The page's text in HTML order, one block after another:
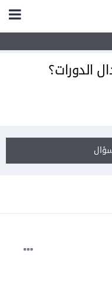
الدورات؟